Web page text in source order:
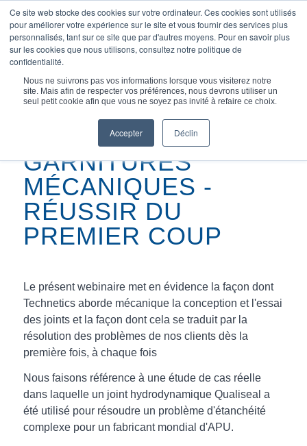
Ce site web stocke des cookies sur votre ordinateur. Ces cookies sont utilisés
pour améliorer votre expérience sur le site et vous fournir des services plus
personnalisés, tant sur ce site que par d'autres moyens. Pour en savoir plus
sur les cookies que nous utilisons, consultez notre politique de
confidentialité.
Nous ne suivrons pas vos informations lorsque vous visiterez notre
site. Mais afin de respecter vos préférences, nous devrons utiliser un
seul petit cookie afin que vous ne soyez pas invité à refaire ce choix.
Accepter Déclin
Vous êtes ici : Accueil / Garnitures mécaniques - Obtenir...
GARNITURES
MÉCANIQUES -
RÉUSSIR DU
PREMIER COUP
Le présentwebinaire met en évidence la façon dont
Technetics aborde mécaniquela conception et l'essai
des joints et la façon dont cela se traduit par la
résolution des problèmes de nos clients dès la
première fois, à chaque fois
Nous faisons référence à une étude de cas réelle
dans laquelle un joint hydrodynamique Qualiseal a
été utilisé pour résoudre un problème d'étanchéité
complexe pour un fabricant mondial d'APU.